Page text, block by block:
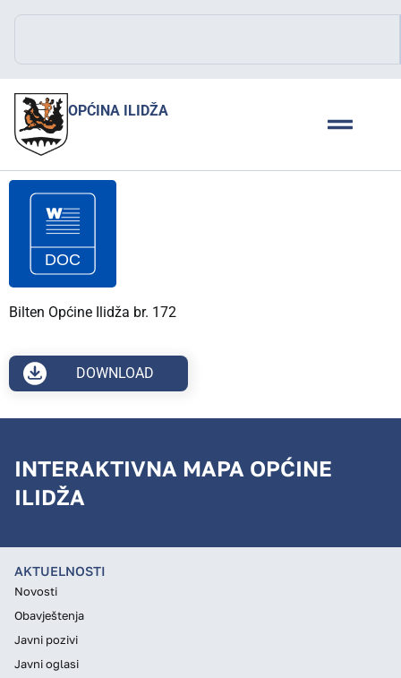
OPĆINA ILIDŽA
Bilten Općine Ilidža br. 172
DOWNLOAD
INTERAKTIVNA MAPA OPĆINE
ILIDŽA
AKTUELNOSTI
Novosti
Obavještenja
Javni pozivi
Javni oglasi